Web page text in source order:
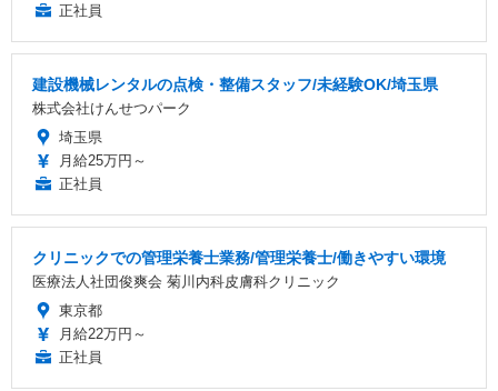
正社員
建設機械レンタルの点検・整備スタッフ/未経験OK/埼玉県
株式会社けんせつパーク
埼玉県
月給25万円～
正社員
クリニックでの管理栄養士業務/管理栄養士/働きやすい環境
医療法人社団俊爽会 菊川内科皮膚科クリニック
東京都
月給22万円～
正社員